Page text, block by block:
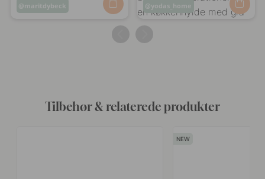
Opslag
maritdybeck
Opslag
yodas_home
Tilbehør & relaterede produkter